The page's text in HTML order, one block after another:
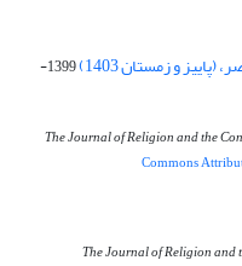
1399-
The Journal of Religion and the
Commons
The Journal of Religion and